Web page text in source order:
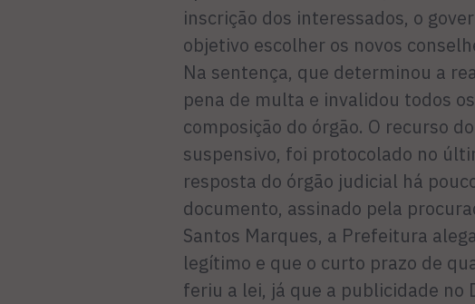
inscrição dos interessados, o
objetivo escolher os novos
Na sentença, que determinou a
pena de multa e invalidou todos
composição do órgão. O recurso
suspensivo, foi protocolado no
resposta do órgão judicial há
documento, assinado pela
Santos Marques, a Prefeitura
legítimo e que o curto prazo de
feriu a lei, já que a publicidade no